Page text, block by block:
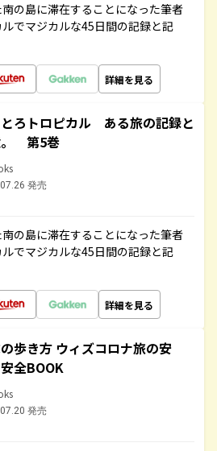
の島に滞在することになった筆者
でマジカルな45日間の記録と記
詳細を見る
ろトロピカル ある旅の記録と
。 第5巻
発売
の島に滞在することになった筆者
でマジカルな45日間の記録と記
詳細を見る
歩き方 ウィズコロナ旅の安
全BOOK
発売